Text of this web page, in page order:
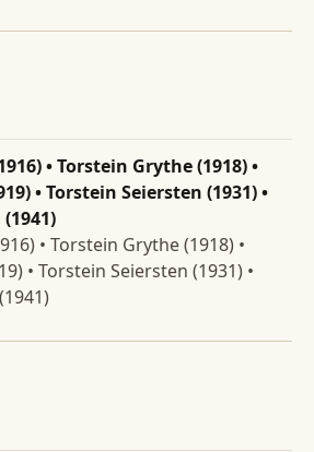
• Torstein Grythe (1918) •
• Torstein Seiersten (1931) •
• Torstein Grythe (1918) •
• Torstein Seiersten (1931) •